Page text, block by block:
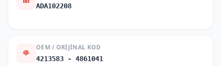
ADA102208
OEM / ORIJINAL KOD
4213583 - 4861041